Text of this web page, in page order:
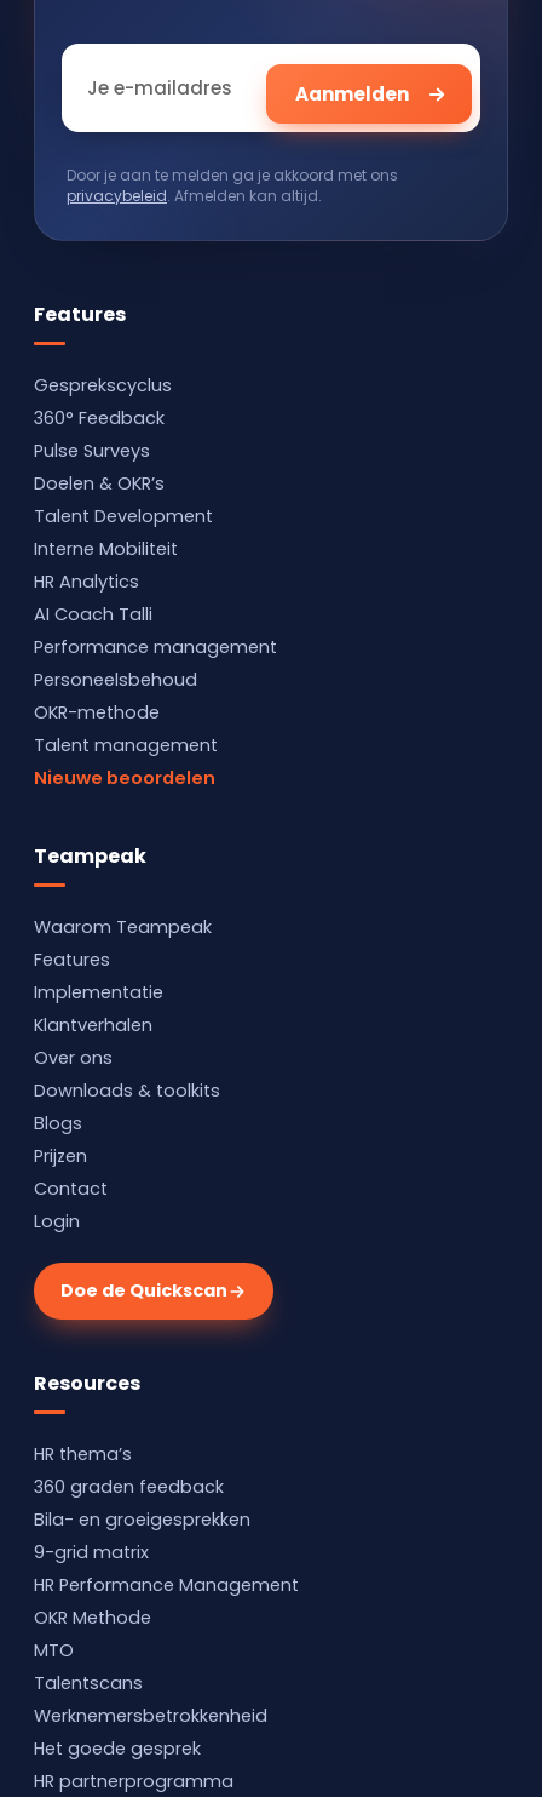
Door je aan te melden ga je akkoord met ons
privacybeleid. Afmelden kan altijd.
Features
Gesprekscyclus
360° Feedback
Pulse Surveys
Doelen & OKR’s
Talent Development
Interne Mobiliteit
HR Analytics
AI Coach Talli
Performance management
Personeelsbehoud
OKR-methode
Talent management
Nieuwe beoordelen
Teampeak
Waarom Teampeak
Features
Implementatie
Klantverhalen
Over ons
Downloads & toolkits
Blogs
Prijzen
Contact
Login
Doe de Quickscan
Resources
HR thema’s
360 graden feedback
Bila- en groeigesprekken
9-grid matrix
HR Performance Management
OKR Methode
MTO
Talentscans
Werknemersbetrokkenheid
Het goede gesprek
HR partnerprogramma